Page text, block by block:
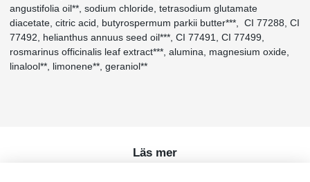
angustifolia oil**, sodium chloride, tetrasodium glutamate
diacetate, citric acid, butyrospermum parkii butter***, CI 77288, CI
77492, helianthus annuus seed oil***, CI 77491, CI 77499,
rosmarinus officinalis leaf extract***, alumina, magnesium oxide,
linalool**, limonene**, geraniol**
Läs mer